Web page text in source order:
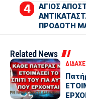
ΑΓΙΟΣ
ΠΡΟΔΟΤΗ
Related News